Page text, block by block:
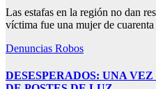
Las estafas en la región no dan
víctima fue una mujer de
Denuncias Robos
DESESPERADOS: UNA